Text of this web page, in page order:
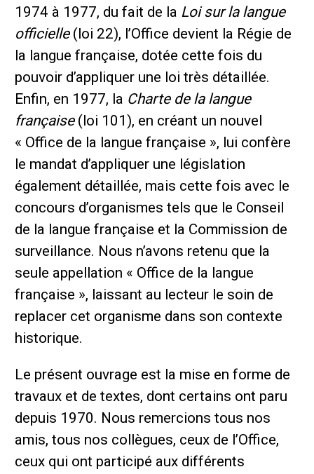
1974 à 1977, du fait de la Loi sur la langue
officielle(loi 22), l’Office devient la Régie de
la langue française, dotée cette fois du
pouvoir d’appliquer une loi très détaillée.
Enfin, en 1977, la Charte de la langue
française(loi 101), en créant un nouvel
« Office de la langue française », lui confère
le mandat d’appliquer une législation
également détaillée, mais cette fois avec le
concours d’organismes tels que le Conseil
de la langue française et la Commission de
surveillance. Nous n’avons retenu que la
seule appellation « Office de la langue
française », laissant au lecteur le soin de
replacer cet organisme dans son contexte
historique.
Le présent ouvrage est la mise en forme de
travaux et de textes, dont certains ont paru
depuis 1970. Nous remercions tous nos
amis, tous nos collègues, ceux de l’Office,
ceux qui ont participé aux différents